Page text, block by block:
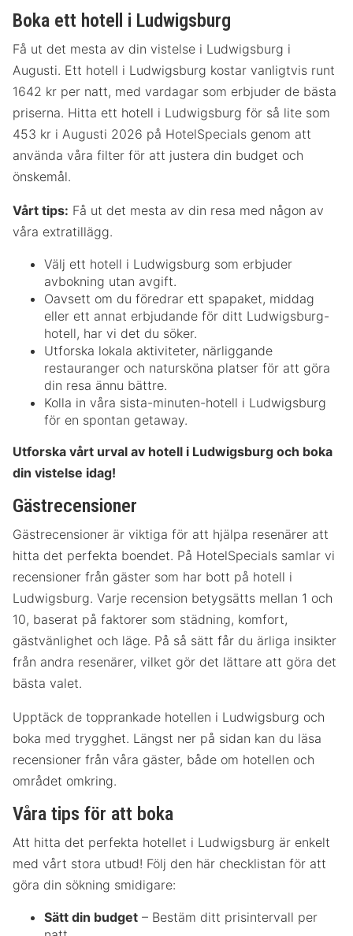
Boka ett hotell i Ludwigsburg
Få ut det mesta av din vistelse i Ludwigsburg i
Augusti. Ett hotell i Ludwigsburg kostar vanligtvis runt
1642 kr per natt, med vardagar som erbjuder de bästa
priserna. Hitta ett hotell i Ludwigsburg för så lite som
453 kr i Augusti 2026 på HotelSpecials genom att
använda våra filter för att justera din budget och
önskemål.
Vårt tips: Få ut det mesta av din resa med någon av
våra extratillägg.
Välj ett hotell i Ludwigsburg som erbjuder
avbokning utan avgift.
Oavsett om du föredrar ett spapaket, middag
eller ett annat erbjudande för ditt Ludwigsburg-
hotell, har vi det du söker.
Utforska lokala aktiviteter, närliggande
restauranger och natursköna platser för att göra
din resa ännu bättre.
Kolla in våra sista-minuten-hotell i Ludwigsburg
för en spontan getaway.
Utforska vårt urval av hotell i Ludwigsburg och boka
din vistelse idag!
Gästrecensioner
Gästrecensioner är viktiga för att hjälpa resenärer att
hitta det perfekta boendet. På HotelSpecials samlar vi
recensioner från gäster som har bott på hotell i
Ludwigsburg. Varje recension betygsätts mellan 1 och
10, baserat på faktorer som städning, komfort,
gästvänlighet och läge. På så sätt får du ärliga insikter
från andra resenärer, vilket gör det lättare att göra det
bästa valet.
Upptäck de topprankade hotellen i Ludwigsburg och
boka med trygghet. Längst ner på sidan kan du läsa
recensioner från våra gäster, både om hotellen och
området omkring.
Våra tips för att boka
Att hitta det perfekta hotellet i Ludwigsburg är enkelt
med vårt stora utbud! Följ den här checklistan för att
göra din sökning smidigare:
Sätt din budget – Bestäm ditt prisintervall per